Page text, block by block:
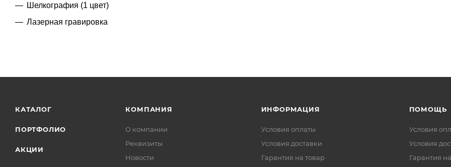
Шелкография (1 цвет)
Лазерная гравировка
КАТАЛОГ
ПОРТФОЛИО
АКЦИИ
КОМПАНИЯ
О компании
Реквизиты
Новости
ИНФОРМАЦИЯ
Условия оплаты
Условия доставки
Гарантия на товар
ПОМОЩЬ
Условия
Условия
Гарантия